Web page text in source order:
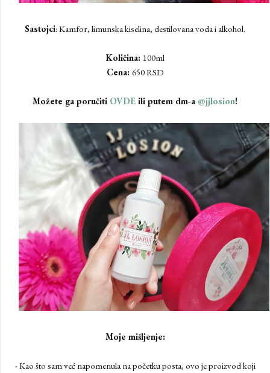
Sastojci: Kamfor, limunska kiselina, destilovana voda i alkohol.
Količina: 100ml
Cena: 650 RSD
Možete ga poručiti OVDE ili putem dm-a @jjlosion!
Moje mišljenje:
- Kao što sam već napomenula na početku posta, ovo je proizvod koji